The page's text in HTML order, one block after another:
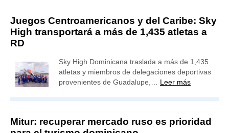
Juegos Centroamericanos y del Caribe: Sky
High transportará a más de 1,435 atletas a
RD
Sky High Dominicana traslada a más de 1,435
atletas y miembros de delegaciones deportivas
provenientes de Guadalupe,… Leer más
Mitur: recuperar mercado ruso es prioridad